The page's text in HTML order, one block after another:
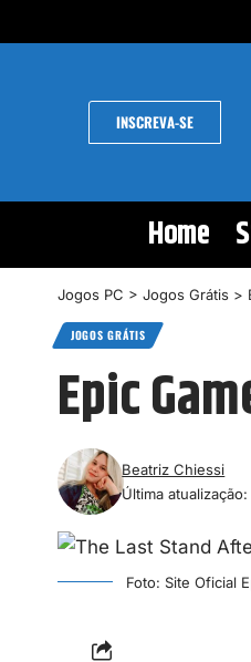
INSCREVA-SE
Home
Jogos PC > Jogos Grátis >
JOGOS GRÁTIS
Epic
Última
Beatriz Chiessi
Foto: Site Oficial